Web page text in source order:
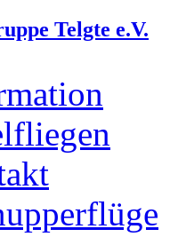
Telgte e.V.